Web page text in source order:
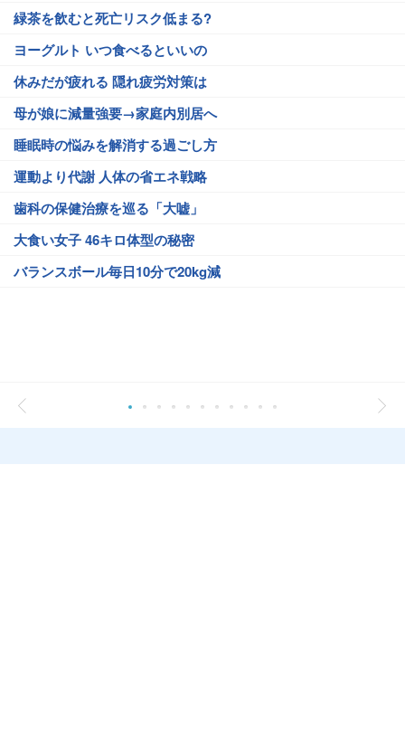
緑茶を飲むと死亡リスク低まる?
ヨーグルト いつ食べるといいの
休みだが疲れる 隠れ疲労対策は
母が娘に減量強要→家庭内別居へ
睡眠時の悩みを解消する過ごし方
運動より代謝 人体の省エネ戦略
歯科の保健治療を巡る「大嘘」
大食い女子 46キロ体型の秘密
バランスボール毎日10分で20kg減